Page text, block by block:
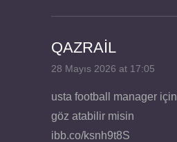
QAZRAİL
28 Mayıs 2026 at 17:05
usta football manager için
göz atabilir misin
ibb.co/ksnh9t8S